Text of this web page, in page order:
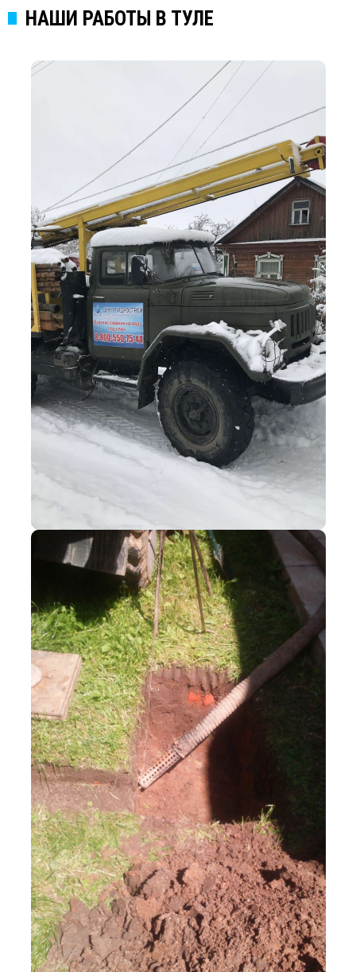
НАШИ РАБОТЫ В ТУЛЕ